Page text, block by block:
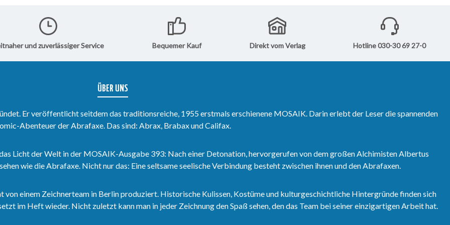
gibt es
536-
138.
und zuverlässiger Service Bequemer Kauf Direkt vom Verlag Hotline 030-30 69 27-0
ÜBER UNS
Er veröffentlicht seitdem das traditionsreiche, 1955 erstmals erschienene MOSAIK. Darin erlebt der Leser die spannenden
Abenteuer der Abrafaxe. Das sind: Abrax, Brabax und Califax.
Licht der Welt in der MOSAIK-Ausgabe 393: Nach einer Detonation, hervorgerufen von dem großen Alchimisten Albertus
wie die Abrafaxe. Nicht nur das: Eine seltsame seelische Verbindung besteht zwischen ihnen und den Abrafaxen.
einem Zeichnerteam in Berlin produziert. Historische Kulissen, Kostüme und kulturgeschichtliche Hintergründe finden sich
im Heft wieder. Nicht zuletzt kann man in jeder Zeichnung den Spaß sehen, den das Team bei seiner einzigartigen Arbeit hat.